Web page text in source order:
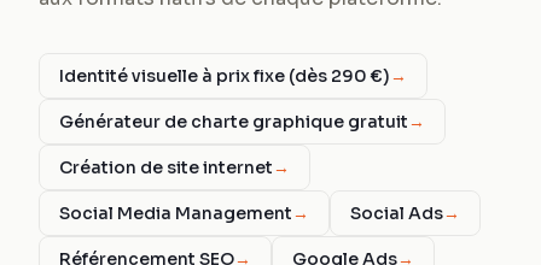
Identité visuelle à prix fixe (dès 290 €)→
Générateur de charte graphique gratuit→
Création de site internet→
Social Media Management→ Social Ads→
Référencement SEO→ Google Ads→